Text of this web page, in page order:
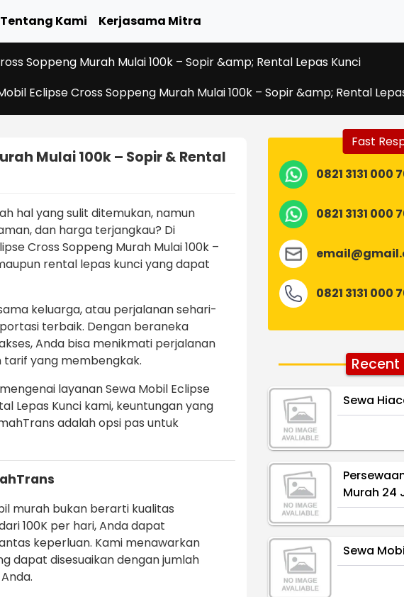
Tentang Kami Kerjasama Mitra
Soppeng Murah Mulai 100k – Sopir &amp; Rental Lepas Kunci
Eclipse Cross Soppeng Murah Mulai 100k – Sopir &amp; Rental
Mulai 100k – Sopir & Rental
hal yang sulit ditemukan, namun
dan harga terjangkau? Di
Cross Soppeng Murah Mulai 100k –
rental lepas kunci yang dapat
keluarga, atau perjalanan sehari-
terbaik. Dengan beraneka
Anda bisa menikmati perjalanan
yang membengkak.
layanan Sewa Mobil Eclipse
Lepas Kunci kami, keuntungan yang
adalah opsi pas untuk
murah bukan berarti kualitas
100K per hari, Anda dapat
keperluan. Kami menawarkan
dapat disesuaikan dengan jumlah
Fast
0821 3131 000
0821 3131 000
0821 3131 000
Recent
Sewa
Murah 24
Sewa